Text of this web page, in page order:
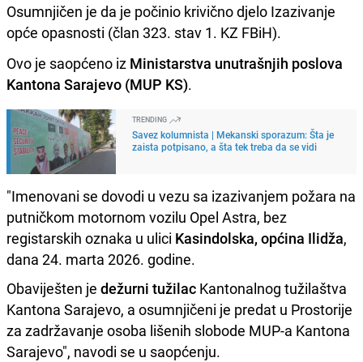
Osumnjičen je da je počinio krivično djelo Izazivanje
opće opasnosti (član 323. stav 1. KZ FBiH).
Ovo je saopćeno iz Ministarstva unutrašnjih poslova
Kantona Sarajevo (MUP KS).
TRENDING
Savez kolumnista | Mekanski sporazum: Šta je
zaista potpisano, a šta tek treba da se vidi
"Imenovani se dovodi u vezu sa izazivanjem požara na
putničkom motornom vozilu Opel Astra, bez
registarskih oznaka u ulici Kasindolska, općina Ilidža,
dana 24. marta 2026. godine.
Obaviješten je dežurni tužilac Kantonalnog tužilaštva
Kantona Sarajevo, a osumnjičeni je predat u Prostorije
za zadržavanje osoba lišenih slobode MUP-a Kantona
Sarajevo", navodi se u saopćenju.